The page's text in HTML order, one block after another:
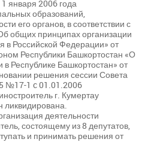
января 2006 года
образований,
его органов, в соответствии с
общих принципах организации
в Российской Федерации» от
Республики Башкортостан «О
Республике Башкортостан» от
решения сессии Совета
№17-1 c 01.01.2006
г. Кумертау
ликвидирована.
деятельности
состоящему из 8 депутатов,
и принимать решения от